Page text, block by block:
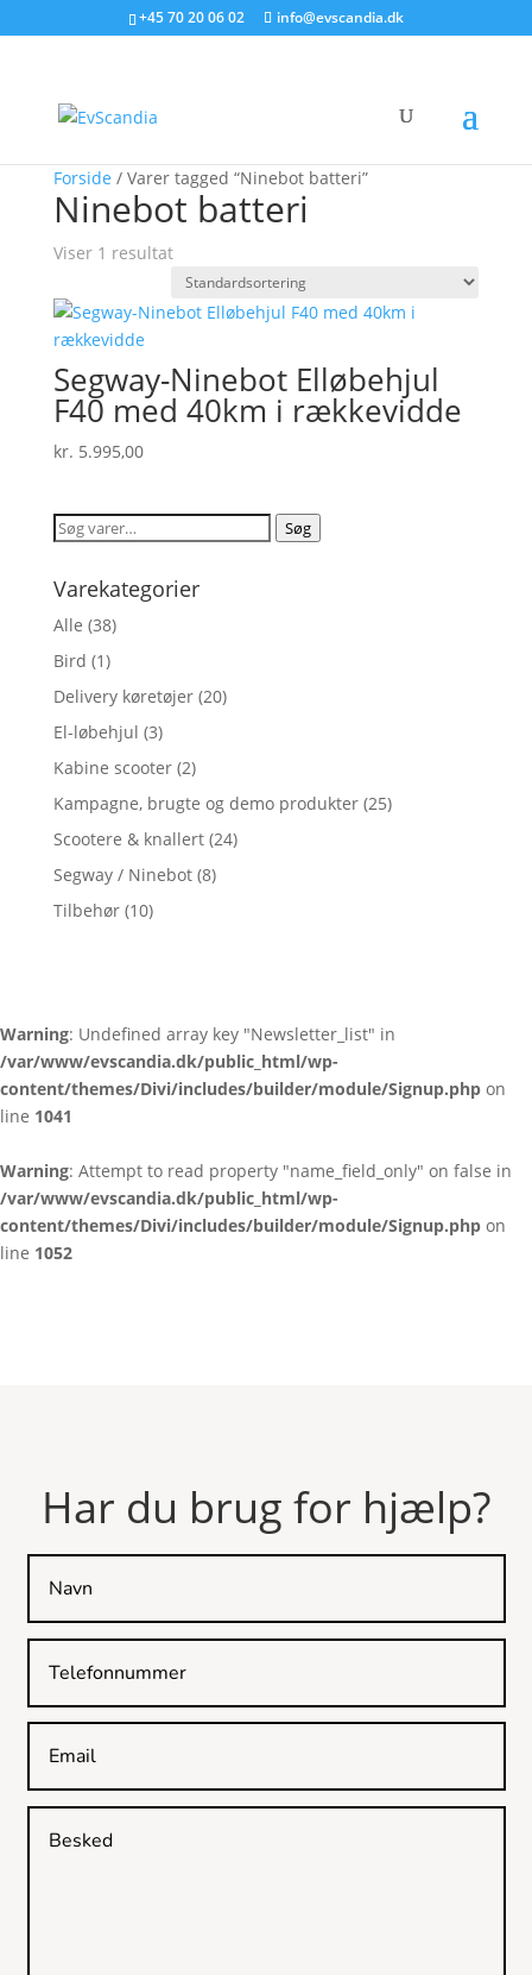
+45 70 20 06 02 info@evscandia.dk
Forside / Varer tagged “Ninebot batteri”
Ninebot batteri
Viser 1 resultat
Segway-Ninebot Elløbehjul
F40 med 40km i rækkevidde
kr. 5.995,00
Søg
Søg
Varekategorier
Alle (38)
Bird (1)
Delivery køretøjer (20)
El-løbehjul (3)
Kabine scooter (2)
Kampagne, brugte og demo produkter (25)
Scootere & knallert (24)
Segway / Ninebot (8)
Tilbehør (10)
Warning: Undefined array key "Newsletter_list" in
/var/www/evscandia.dk/public_html/wp-
content/themes/Divi/includes/builder/module/Signup.php on
line 1041
Warning: Attempt to read property "name_field_only" on false in
/var/www/evscandia.dk/public_html/wp-
content/themes/Divi/includes/builder/module/Signup.php on
line 1052
Har du brug for hjælp?